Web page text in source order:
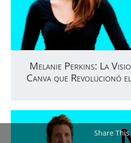
Melanie Perkins: La
Canva que Revolucionó
Share This